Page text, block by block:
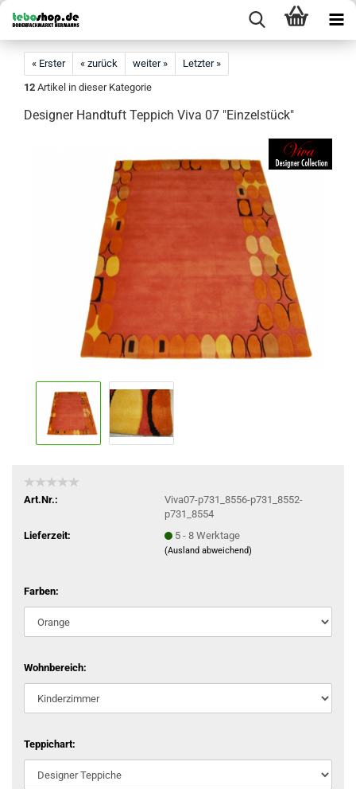
« Erster « zurück weiter »
Letzter »
12 Artikel in dieser Kategorie
Designer Handtuft Teppich Viva 07 "Einzelstück"
Art.Nr.:
Viva07-p731_8556-p731_8552-
p731_8554
Lieferzeit:
5 - 8 Werktage
(Ausland abweichend)
Farben:
Wohnbereich:
Teppichart: